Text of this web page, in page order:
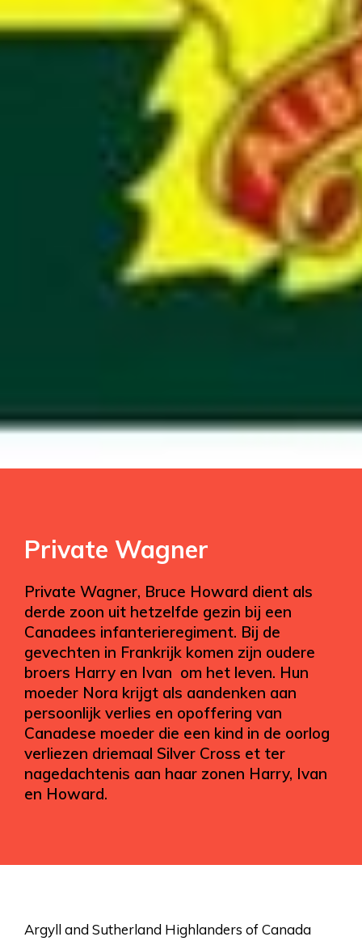
Private Wagner
Private Wagner, Bruce Howard dient als
derde zoon uit hetzelfde gezin bij een
Canadees infanterieregiment. Bij de
gevechten in Frankrijk komen zijn oudere
broers Harry en Ivan om het leven. Hun
moeder Nora krijgt als aandenken aan
persoonlijk verlies en opoffering van
Canadese moeder die een kind in de oorlog
verliezen driemaal Silver Cross et ter
nagedachtenis aan haar zonen Harry, Ivan
en Howard.
Argyll and Sutherland Highlanders of Canada